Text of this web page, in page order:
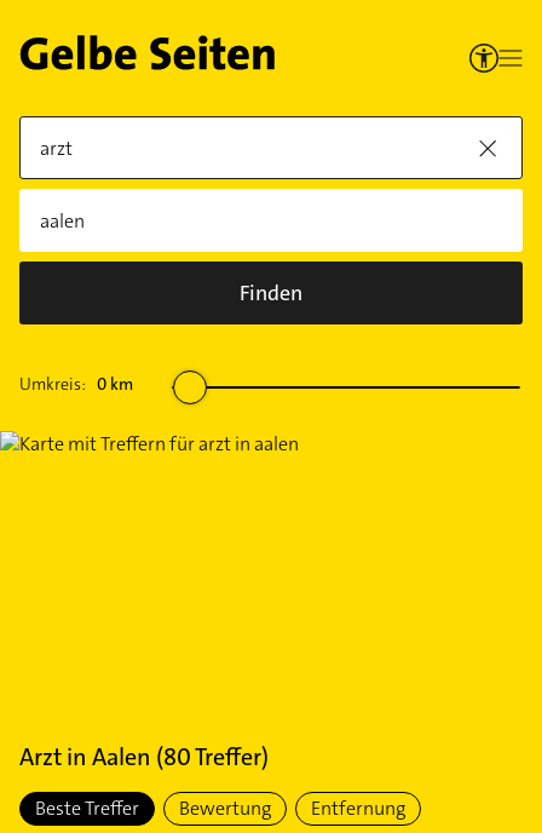
Finden
Umkreis: 0 km
Arztin Aalen (80Treffer)
Beste Treffer Bewertung Entfernung